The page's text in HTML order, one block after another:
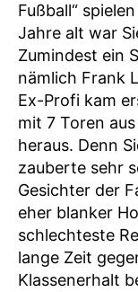
Fußball“
Jahre alt war
Zumindest ein
nämlich Frank
Ex-Profi kam
mit 7 Toren
heraus. Denn
zauberte sehr
Gesichter der
eher blanker
schlechteste
lange Zeit
Klassenerhalt